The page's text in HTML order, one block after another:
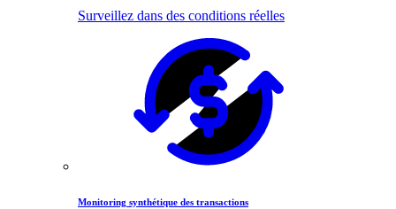
Surveillez dans des conditions réelles
Monitoring synthétique des transactions